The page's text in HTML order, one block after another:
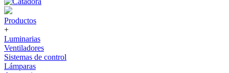
Productos
+
Luminarias
Ventiladores
Sistemas de control
Lámparas